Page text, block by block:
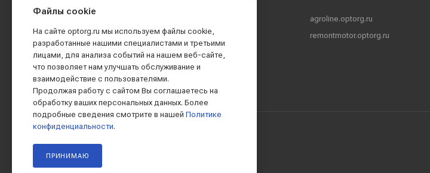
Вакансии
Реквизиты
Контакты
agroline.optorg.ru
remontmotor.optorg.ru
Файлы cookie
На сайте optorg.ru мы используем файлы cookie,
разработанные нашими специалистами и третьими
лицами, для анализа событий на нашем веб-сайте,
что позволяет нам улучшать обслуживание и
взаимодействие с пользователями.
Продолжая работу с сайтом Вы соглашаетесь на
обработку ваших персональных данных. Более
подробные сведения смотрите в нашей Политике
конфиденциальности.
ПРИНИМАЮ